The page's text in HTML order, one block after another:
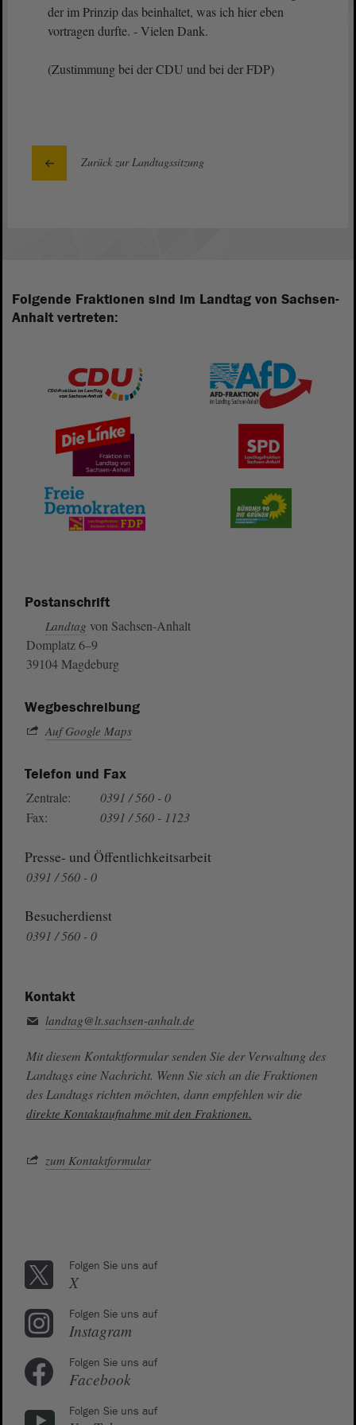
der im Prinzip das beinhaltet, was ich hier eben
vortragen durfte. - Vielen Dank.
(Zustimmung bei der CDU und bei der FDP)
Zurück zur Landtagssitzung
Folgende Fraktionen sind im Landtag von Sachsen-
Anhalt vertreten:
Postanschrift
Landtag von Sachsen-Anhalt
Domplatz 6–9
39104 Magdeburg
Wegbeschreibung
Auf Google Maps
Telefon und Fax
Zentrale:
0391 / 560 - 0
Fax:
0391 / 560 - 1123
Presse- und Öffentlichkeitsarbeit
0391 / 560 - 0
Besucherdienst
0391 / 560 - 0
Kontakt
landtag@lt.sachsen-anhalt.de
Mit diesem Kontaktformular senden Sie der Verwaltung des
Landtags eine Nachricht. Wenn Sie sich an die Fraktionen
des Landtags richten möchten, dann empfehlen wir die
direkte Kontaktaufnahme mit den Fraktionen.
zum Kontaktformular
Folgen Sie uns auf
X
Folgen Sie uns auf
Instagram
Folgen Sie uns auf
Facebook
Folgen Sie uns auf